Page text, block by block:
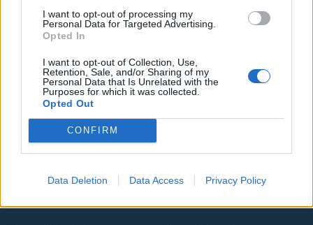
I want to opt-out of processing my
Personal Data for Targeted Advertising.
Opted In
I want to opt-out of Collection, Use,
Retention, Sale, and/or Sharing of my
Personal Data that Is Unrelated with the
Purposes for which it was collected.
Opted Out
CONFIRM
Data Deletion Data Access Privacy Policy
Matkailu
Koti & Asuminen
Viihdeuutiset
StaraTV
Pelit
Elokuvat
Some
Facebook